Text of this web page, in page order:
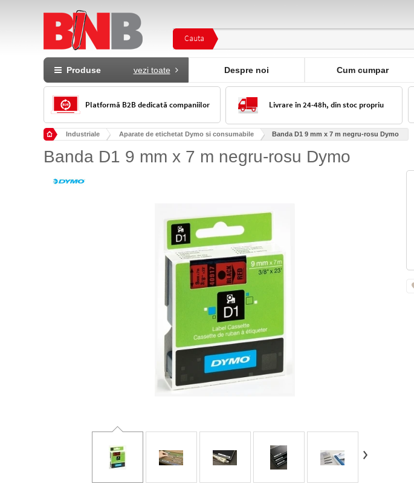
Cauta
Produse vezi toate Despre noi Cum cumpar
Platformă B2B dedicată companiilor Livrare în 24-48h, din stoc propriu
Industriale Aparate de etichetat Dymo si consumabile Banda D1 9 mm x 7 m negru-rosu Dymo
Banda D1 9 mm x 7 m negru-rosu Dymo